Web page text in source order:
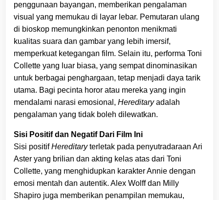
penggunaan bayangan, memberikan pengalaman
visual yang memukau di layar lebar. Pemutaran ulang
di bioskop memungkinkan penonton menikmati
kualitas suara dan gambar yang lebih imersif,
memperkuat ketegangan film. Selain itu, performa Toni
Collette yang luar biasa, yang sempat dinominasikan
untuk berbagai penghargaan, tetap menjadi daya tarik
utama. Bagi pecinta horor atau mereka yang ingin
mendalami narasi emosional, Hereditaryadalah
pengalaman yang tidak boleh dilewatkan.
Sisi Positif dan Negatif Dari Film Ini
Sisi positifHereditaryterletak pada penyutradaraan Ari
Aster yang brilian dan akting kelas atas dari Toni
Collette, yang menghidupkan karakter Annie dengan
emosi mentah dan autentik. Alex Wolff dan Milly
Shapiro juga memberikan penampilan memukau,